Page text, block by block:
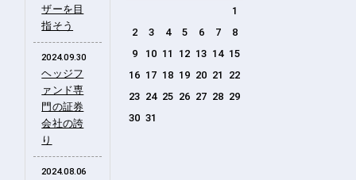
ザーを目
指そう
2024.09.30
ヘッジフ
ァンド専
門の証券
会社の誇
り
2024.08.06
1
2
3 4 5 6 7
8
9
10 11 12 13 14 15
16 17 18 19 20 21
22
23 24 25 26 27 28 29
30 31